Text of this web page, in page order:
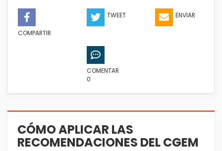
COMPARTIR
TWEET ENVIAR
COMENTAR
0
CÓMO APLICAR LAS
RECOMENDACIONES DEL CGEM